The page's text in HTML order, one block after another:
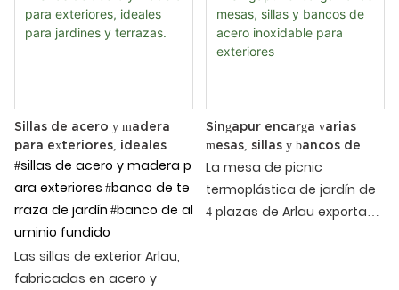
Chongqing, utilizando
acero 304# y un proceso de
experiencia de vida de los
residentes. La siguiente es
una descripción detallada
instalaciones de apoyo
basadas en la información
que proporcionó:
Sillas de acero y madera
para exteriores, ideales
para jardines y terrazas.
#sillas de acero y madera p
ara exteriores #banco de te
rraza de jardín #banco de al
uminio fundido
Las sillas de exterior Arlau,
fabricadas en acero y
Singapur encarga varias
mesas, sillas y bancos de
acero inoxidable para
exteriores
La mesa de picnic
termoplástica de jardín de
4 plazas de Arlau exportada